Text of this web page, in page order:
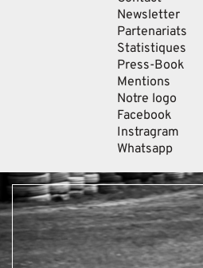
Newsletter
Partenariats
Statistiques
Press-Book
Mentions
Notre logo
Facebook
Instragram
Whatsapp